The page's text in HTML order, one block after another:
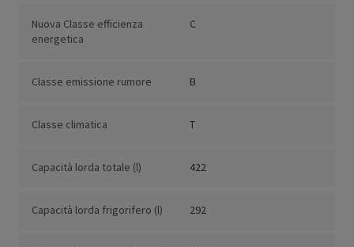
Nuova Classe efficienza
energetica
C
Classe emissione rumore B
Classe climatica T
Capacità lorda totale (l) 422
Capacità lorda frigorifero (l) 292